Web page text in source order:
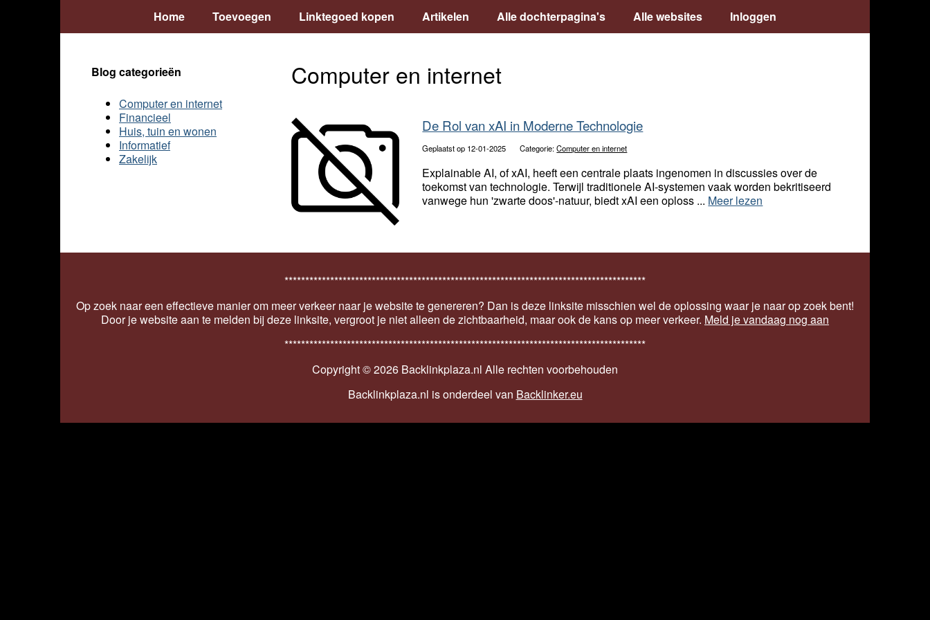
Home Toevoegen Linktegoed kopen Artikelen Alle dochterpagina's Alle websites Inloggen
Computer en internet
De Rol van xAI in Moderne Technologie
Geplaatst op 12-01-2025 Categorie:Computer en internet
Explainable AI, of xAI, heeft een centrale plaats ingenomen in discussies over de
toekomst van technologie. Terwijl traditionele AI-systemen vaak worden bekritiseerd
vanwege hun 'zwarte doos'-natuur, biedt xAI een oploss ... Meer lezen
Blog categorieën
Computer en internet
Financieel
Huis, tuin en wonen
Informatief
Zakelijk
***************************************************************************************
Op zoek naar een effectieve manier om meer verkeer naar je website te genereren? Dan is deze linksite misschien wel de oplossing waar je naar op zoek bent!
Door je website aan te melden bij deze linksite, vergroot je niet alleen de zichtbaarheid, maar ook de kans op meer verkeer. Meld je vandaag nog aan
***************************************************************************************
Copyright ©2026 Backlinkplaza.nl Alle rechten voorbehouden
Backlinkplaza.nl is onderdeel van Backlinker.eu